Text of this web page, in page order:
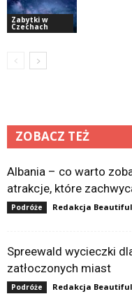
Zabytki w
Czechach
ZOBACZ TEŻ
Albania – co warto
atrakcje, które
Podróże Redakcja
Spreewald wycieczki
zatłoczonych miast
Podróże Redakcja